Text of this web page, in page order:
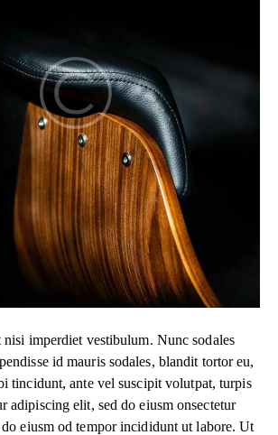
nisi imperdiet vestibulum. Nunc sodales
id mauris sodales, blandit tortor eu,
tincidunt, ante vel suscipit volutpat, turpis
adipiscing elit, sed do eiusm onsectetur
eiusm od tempor incididunt ut labore. Ut